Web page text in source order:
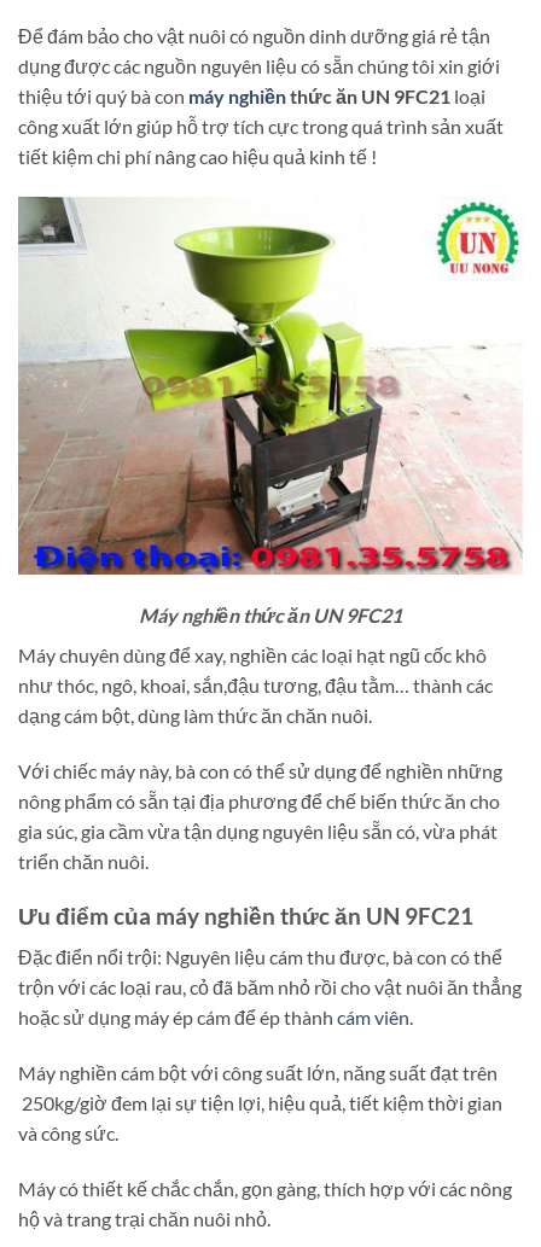
Để đám bảo cho vật nuôi có nguồn dinh dưỡng giá rẻ tận
dụng được các nguồn nguyên liệu có sẵn chúng tôi xin giới
thiệu tới quý bà con máy nghiềnthức ăn UN 9FC21 loại
công xuất lớn giúp hỗ trợ tích cực trong quá trình sản xuất
tiết kiệm chi phí nâng cao hiệu quả kinh tế !
Máy nghiền thức ăn UN 9FC21
Máy chuyên dùng để xay, nghiền các loại hạt ngũ cốc khô
như thóc, ngô, khoai, sắn,đậu tương, đậu tằm… thành các
dạng cám bột, dùng làm thức ăn chăn nuôi.
Với chiếc máy này, bà con có thể sử dụng để nghiền những
nông phẩm có sẵn tại địa phương để chế biến thức ăn cho
gia súc, gia cầm vừa tận dụng nguyên liệu sẵn có, vừa phát
triển chăn nuôi.
Ưu điểm của máy nghiền thức ăn UN 9FC21
Đặc điển nổi trội: Nguyên liệu cám thu được, bà con có thể
trộn với các loại rau, cỏ đã băm nhỏ rồi cho vật nuôi ăn thẳng
hoặc sử dụng máy ép cám để ép thành cám viên.
Máy nghiền cám bột với công suất lớn, năng suất đạt trên
250kg/giờ đem lại sự tiện lợi, hiệu quả, tiết kiệm thời gian
và công sức.
Máy có thiết kế chắc chắn, gọn gàng, thích hợp với các nông
hộ và trang trại chăn nuôi nhỏ.